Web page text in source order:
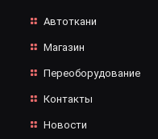
Автоткани
Магазин
Переоборудование
Контакты
Новости